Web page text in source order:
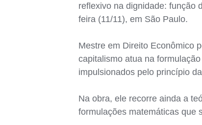
reflexivo na dignidade: função
feira (11/11), em São Paulo.
Mestre em Direito Econômico
capitalismo atua na
impulsionados pelo princípio
Na obra, ele recorre ainda a
formulações matemáticas que